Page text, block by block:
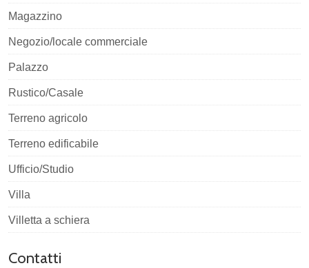
Magazzino
Negozio/locale commerciale
Palazzo
Rustico/Casale
Terreno agricolo
Terreno edificabile
Ufficio/Studio
Villa
Villetta a schiera
Contatti